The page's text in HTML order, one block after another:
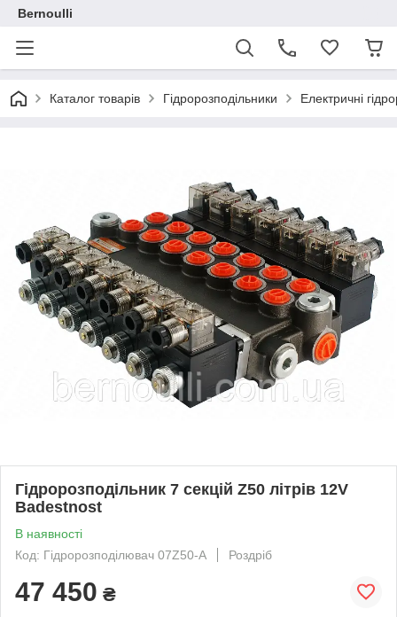
Bernoulli
Каталог товарів Гідророзподільники Електричні
Гідророзподільник 7 секцій Z50 літрів 12V
Badestnost
В наявності
Код: Гідророзподілювач 07Z50-A
Роздріб
47 450 ₴